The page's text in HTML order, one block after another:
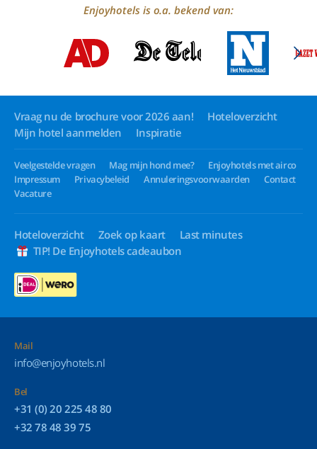
Enjoyhotels is o.a. bekend van:
Vraag nu de brochure voor 2026 aan!
Hoteloverzicht
Mijn hotel aanmelden
Inspiratie
Veelgestelde vragen Mag mijn hond mee?
Enjoyhotels met airco
Impressum
Privacybeleid Annuleringsvoorwaarden
Contact
Vacature
Hoteloverzicht Zoek op kaart
Last minutes
TIP! De Enjoyhotels cadeaubon
Mail
info@enjoyhotels.nl
Bel
+31 (0) 20 225 48 80
+32 78 48 39 75